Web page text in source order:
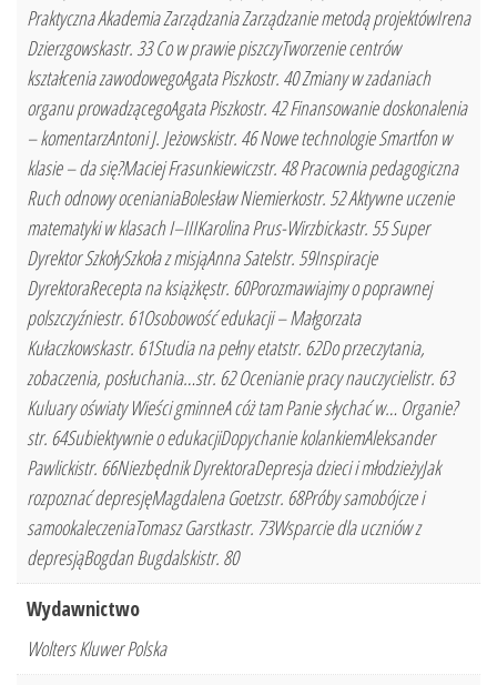
Praktyczna Akademia Zarządzania Zarządzanie metodą projektówIrena
Dzierzgowskastr. 33 Co w prawie piszczyTworzenie centrów
kształcenia zawodowegoAgata Piszkostr. 40 Zmiany w zadaniach
organu prowadzącegoAgata Piszkostr. 42 Finansowanie doskonalenia
– komentarzAntoni J. Jeżowskistr. 46 Nowe technologie Smartfon w
klasie – da się?Maciej Frasunkiewiczstr. 48 Pracownia pedagogiczna
Ruch odnowy ocenianiaBolesław Niemierkostr. 52 Aktywne uczenie
matematyki w klasach I–IIIKarolina Prus-Wirzbickastr. 55 Super
Dyrektor SzkołySzkoła z misjąAnna Satelstr. 59Inspiracje
DyrektoraRecepta na książkęstr. 60Porozmawiajmy o poprawnej
polszczyźniestr. 61Osobowość edukacji – Małgorzata
Kułaczkowskastr. 61Studia na pełny etatstr. 62Do przeczytania,
zobaczenia, posłuchania…str. 62 Ocenianie pracy nauczycielistr. 63
Kuluary oświaty Wieści gminneA cóż tam Panie słychać w… Organie?
str. 64Subiektywnie o edukacjiDopychanie kolankiemAleksander
Pawlickistr. 66Niezbędnik DyrektoraDepresja dzieci i młodzieżyJak
rozpoznać depresjęMagdalena Goetzstr. 68Próby samobójcze i
samookaleczeniaTomasz Garstkastr. 73Wsparcie dla uczniów z
depresjąBogdan Bugdalskistr. 80
Wydawnictwo
Wolters Kluwer Polska